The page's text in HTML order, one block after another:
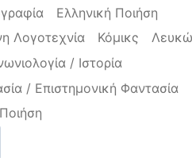
Ελληνική Ποιήση
Λογοτεχνία Κόμικς
/ Ιστορία
/ Επιστημονική Φαντασία